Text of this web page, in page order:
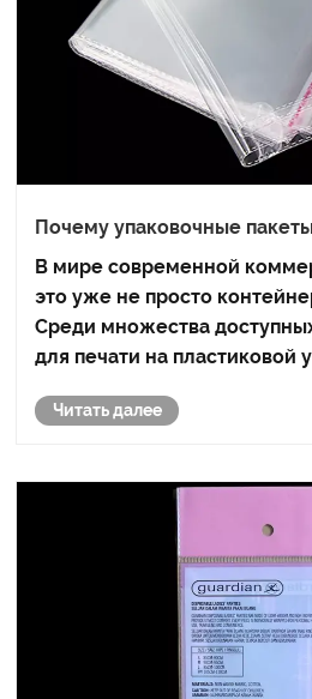
Почему упаковочные
промышленной упаковки
В мире современной
это уже не просто
Среди множества
для печати на пластиковой
розничной упаковки. Но что
рассматриваютс......
Читать далее